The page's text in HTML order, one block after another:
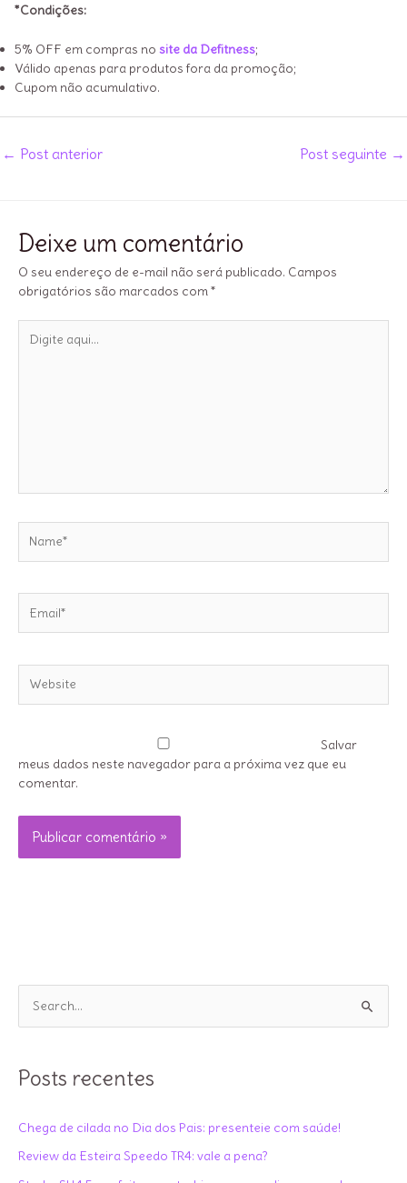
*Condições:
5% OFF em compras no site da Defitness;
Válido apenas para produtos fora da promoção;
Cupom não acumulativo.
Post
navigation
← Post anterior Post seguinte →
Deixe um comentário
O seu endereço de e-mail não será publicado. Campos
obrigatórios são marcados com *
aqui...
Salvar
meus dados neste navegador para a próxima vez que eu
comentar.
q
i
s
Posts recentes
Chega de cilada no Dia dos Pais: presenteie com saúde!
Review da Esteira Speedo TR4: vale a pena?